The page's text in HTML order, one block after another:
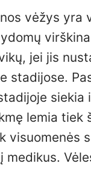
vėžys yra
jei jis
stadijose.
siekia
lemia tiek
visuomenės
medikus.